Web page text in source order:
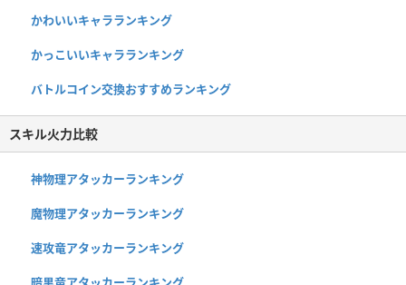
かわいいキャラランキング
かっこいいキャラランキング
バトルコイン交換おすすめランキング
スキル火力比較
神物理アタッカーランキング
魔物理アタッカーランキング
速攻竜アタッカーランキング